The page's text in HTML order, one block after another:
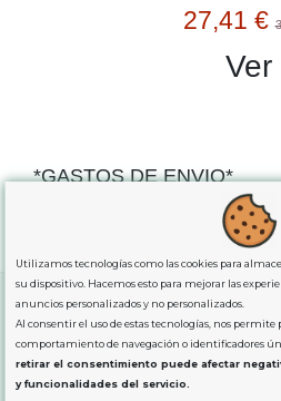
27,41 €
Ver
*GASTOS DE ENVIO*
para compras
exclusiva para la peninsula.
SOBRE NOSOTROS
Utilizamos tecnologías como las cookies para
su dispositivo. Hacemos esto para mejorar las
anuncios personalizados y no personalizados.
Al consentir el uso de estas tecnologías, nos permite
comportamiento de navegación o identificadores
retirar el consentimiento puede afectar
y funcionalidades del servicio.